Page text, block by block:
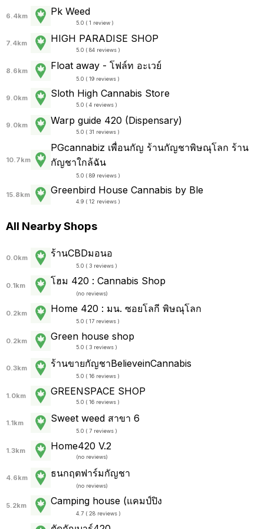
6.4km Pk Weed
5.0 ( 1 review )
7.4km HIGH PARADISE SHOP
5.0 ( 84 reviews )
8.6km Float away - โฟล์ท อะเวย์
5.0 ( 19 reviews )
9.0km Sloth High Cannabis Store
5.0 ( 4 reviews )
9.0km Warp guide 420 (Dispensary)
5.0 ( 31 reviews )
10.7km
PGcannabiz เพื่อนกัญ ร้านกัญชาพิษณุโลก ร้าน
กัญชาใกล้ฉัน
5.0 ( 89 reviews )
15.8km Greenbird House Cannabis by Ble
4.9 ( 12 reviews )
All Nearby Shops
0.0km ร้านCBDมอนอ
5.0 ( 3 reviews )
0.1km โฮม 420 : Cannabis Shop
(no reviews)
0.2km Home 420 : มน. ซอยโลกี พิษณุโลก
5.0 ( 17 reviews )
0.2km Green house shop
5.0 ( 3 reviews )
0.3km ร้านขายกัญชาBelieveinCannabis
5.0 ( 16 reviews )
1.0km GREENSPACE SHOP
5.0 ( 16 reviews )
1.1km Sweet weed สาขา 6
5.0 ( 7 reviews )
1.3km Home420 V.2
(no reviews)
4.6km ธนกฤตฟาร์มกัญชา
(no reviews)
5.2km Camping house (แคมป์ปิง
4.7 ( 28 reviews )